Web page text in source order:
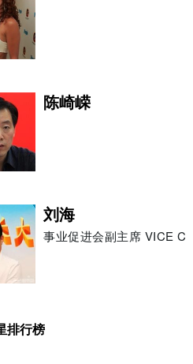
陈崎嵘
刘海
事业促进会副主席 VICE C
柯尔摩
排行榜